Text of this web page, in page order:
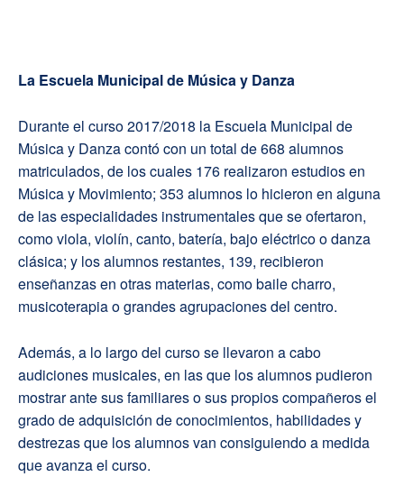
La Escuela Municipal de Música y Danza
Durante el curso 2017/2018 la Escuela Municipal de
Música y Danza contó con un total de 668 alumnos
matriculados, de los cuales 176 realizaron estudios en
Música y Movimiento; 353 alumnos lo hicieron en alguna
de las especialidades instrumentales que se ofertaron,
como viola, violín, canto, batería, bajo eléctrico o danza
clásica; y los alumnos restantes, 139, recibieron
enseñanzas en otras materias, como baile charro,
musicoterapia o grandes agrupaciones del centro.
Además, a lo largo del curso se llevaron a cabo
audiciones musicales, en las que los alumnos pudieron
mostrar ante sus familiares o sus propios compañeros el
grado de adquisición de conocimientos, habilidades y
destrezas que los alumnos van consiguiendo a medida
que avanza el curso.